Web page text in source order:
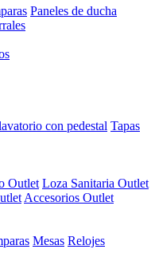
Paneles de ducha
con pedestal Tapas
Outlet Loza Sanitaria Outlet
Accesorios Outlet
Mesas Relojes